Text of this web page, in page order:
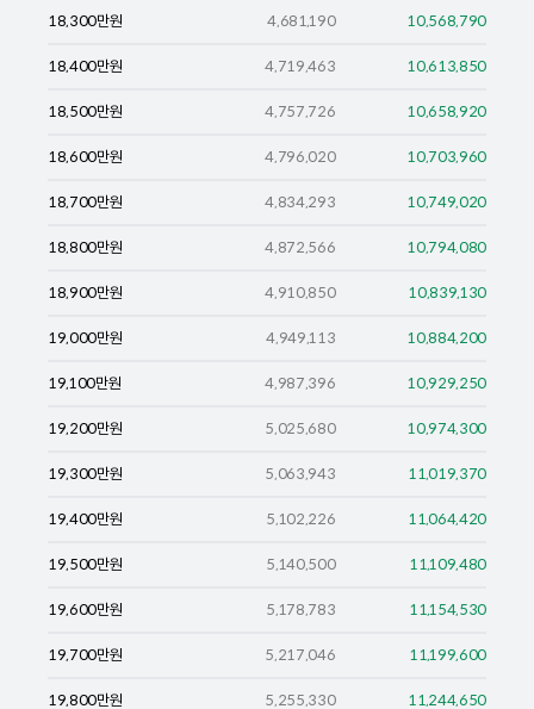
18,300만원 4,681,190 10,568,790
18,400만원 4,719,463 10,613,850
18,500만원 4,757,726 10,658,920
18,600만원 4,796,020 10,703,960
18,700만원 4,834,293 10,749,020
18,800만원 4,872,566 10,794,080
18,900만원 4,910,850 10,839,130
19,000만원 4,949,113 10,884,200
19,100만원 4,987,396 10,929,250
19,200만원 5,025,680 10,974,300
19,300만원 5,063,943 11,019,370
19,400만원 5,102,226 11,064,420
19,500만원 5,140,500 11,109,480
19,600만원 5,178,783 11,154,530
19,700만원 5,217,046 11,199,600
19,800만원 5,255,330 11,244,650